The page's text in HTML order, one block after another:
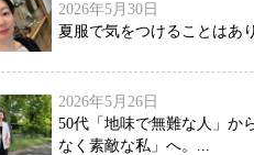
2026年5月30日
夏服で気をつけることはあ
2026年5月26日
50代「地味で無難な人」か
なく素敵な私」へ。...